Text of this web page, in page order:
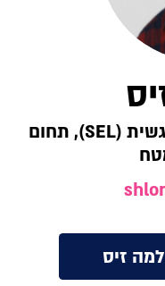
ראש צוות למידה חברתית-רגשית (SEL), תחום
זיס